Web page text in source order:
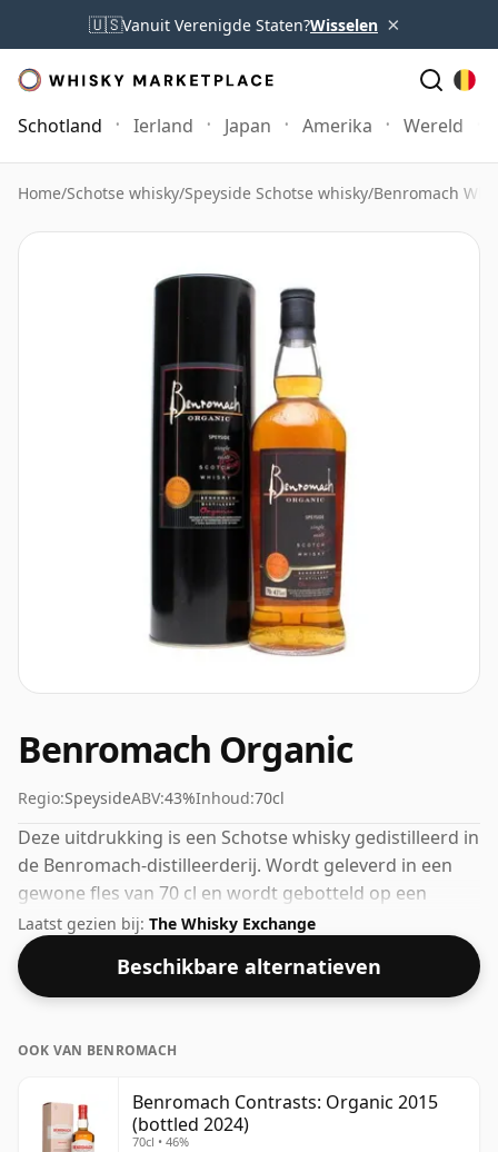
🇺🇸Vanuit Verenigde Staten?Wisselen ×
Schotland Ierland Japan Amerika Wereld
Home/Schotse whisky/Speyside Schotse whisky/Benromach
Benromach Organic
Regio:SpeysideABV:43%Inhoud:70cl
Deze uitdrukking is een Schotse whisky gedistilleerd in
de Benromach-distilleerderij. Wordt geleverd in een
gewone fles van 70 cl en wordt gebotteld op een
gezond alcoholpercentage van 43%.
Laatst gezien bij: The Whisky Exchange
Beschikbare alternatieven
OOK VAN BENROMACH
Benromach Contrasts: Organic 2015
(bottled 2024)
70cl • 46%